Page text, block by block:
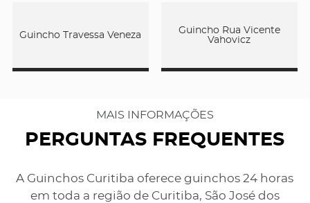
Guincho Travessa Veneza
Guincho Rua Vicente
Vahovicz
MAIS INFORMAÇÕES
PERGUNTAS FREQUENTES
A Guinchos Curitiba oferece guinchos 24 horas
em toda a região de Curitiba, São José dos